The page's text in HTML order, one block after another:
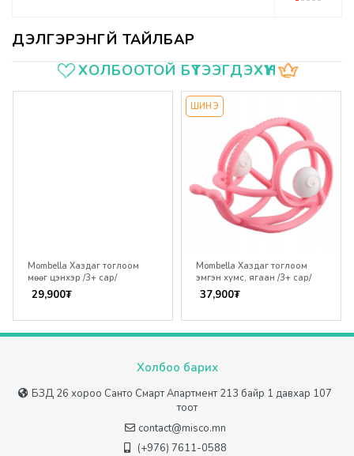
ҮзүүлэлтүүдХОЛБООТОЙ БҮТЭЭГДЭХҮҮН
Mombella Хаздаг тоглоом
мөөг цэнхэр /3+ сар/
29,900₮
ШИНЭ
Mombella Хаздаг тоглоом
эмгэн хумс, ягаан /3+ сар/
37,900₮
Холбоо барих
БЗД 26 хороо Санто Смарт Апартмент 213 байр 1 давхар 107
тоот
contact@misco.mn
(+976) 7611-0588